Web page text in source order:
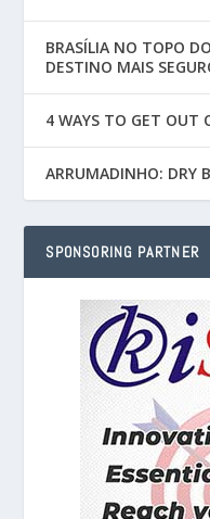
BRASÍLIA NO TOPO
DESTINO MAIS
4 WAYS TO GET OUT
ARRUMADINHO: DRY
SPONSORING PARTNER